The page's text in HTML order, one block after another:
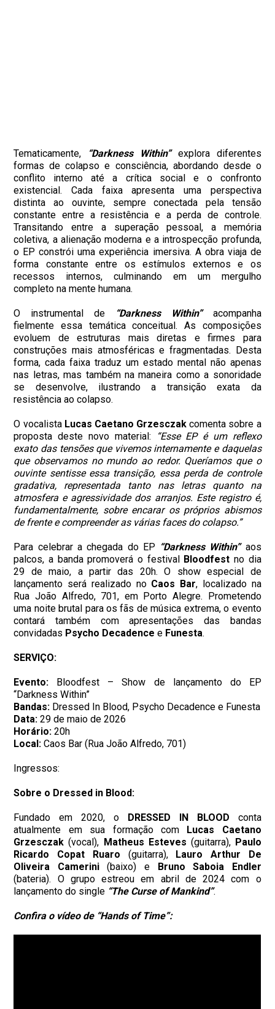
Tematicamente, “Darkness Within”explora diferentes
formas de colapso e consciência, abordando desde o
conflito interno até a crítica social e o confronto
existencial. Cada faixa apresenta uma perspectiva
distinta ao ouvinte, sempre conectada pela tensão
constante entre a resistência e a perda de controle.
Transitando entre a superação pessoal, a memória
coletiva, a alienação moderna e a introspecção profunda,
o EP constrói uma experiência imersiva. A obra viaja de
forma constante entre os estímulos externos e os
recessos internos, culminando em um mergulho
completo na mente humana.
O instrumental de “Darkness Within”acompanha
fielmente essa temática conceitual. As composições
evoluem de estruturas mais diretas e firmes para
construções mais atmosféricas e fragmentadas. Desta
forma, cada faixa traduz um estado mental não apenas
nas letras, mas também na maneira como a sonoridade
se desenvolve, ilustrando a transição exata da
resistência ao colapso.
O vocalista Lucas Caetano Grzesczak comenta sobre a
proposta deste novo material:
“Esse EP é um reflexo
exato das tensões que vivemos internamente e daquelas
que observamos no mundo ao redor. Queríamos que o
ouvinte sentisse essa transição, essa perda de controle
gradativa, representada tanto nas letras quanto na
atmosfera e agressividade dos arranjos. Este registro é,
fundamentalmente, sobre encarar os próprios abismos
de frente e compreender as várias faces do colapso.”
Para celebrar a chegada do EP “Darkness Within”aos
palcos, a banda promoverá o festival Bloodfest no dia
29 de maio, a partir das 20h. O show especial de
lançamento será realizado no Caos Bar, localizado na
Rua João Alfredo, 701, em Porto Alegre. Prometendo
uma noite brutal para os fãs de música extrema, o evento
contará também com apresentações das bandas
convidadas Psycho Decadence e Funesta.
SERVIÇO:
Evento: Bloodfest – Show de lançamento do EP
“Darkness Within”
Bandas: Dressed In Blood, Psycho Decadence e Funesta
Data: 29 de maio de 2026
Horário: 20h
Local: Caos Bar (Rua João Alfredo, 701)
Ingressos:
Sobre o Dressed in Blood:
Fundado em 2020, o DRESSED IN BLOOD conta
atualmente em sua formação com Lucas Caetano
Grzesczak(vocal), Matheus Esteves (guitarra), Paulo
Ricardo
Copat Ruaro (guitarra), Lauro Arthur
De
Oliveira
Camerini(baixo) e Bruno Saboia
Endler
(bateria). O grupo estreou em abril de 2024 com o
lançamento do single “The Curse of Mankind”.
Confira o vídeo de “Hands of Time”: